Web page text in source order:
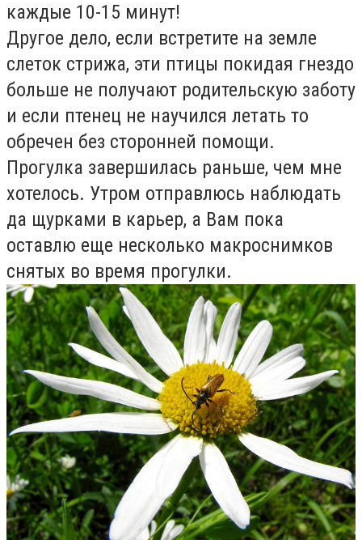
каждые 10-15 минут!
Другое дело, если встретите на земле
слеток стрижа, эти птицы покидая гнездо
больше не получают родительскую заботу
и если птенец не научился летать то
обречен без сторонней помощи.
Прогулка завершилась раньше, чем мне
хотелось. Утром отправлюсь наблюдать
да щурками в карьер, а Вам пока
оставлю еще несколько макроснимков
снятых во время прогулки.